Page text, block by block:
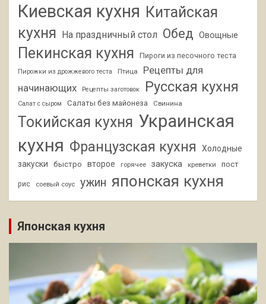
Киевская кухня Китайская
кухня На праздничный стол Обед Овощные
Пекинская кухня Пироги из песочного теста
Пирожки из дрожжевого теста Птица
Рецепты для
начинающих
Рецепты заготовок Русская кухня
Салат с сыром Салаты без майонеза Свинина
Токийская кухня Украинская
кухня Французская кухня
Холодные
закуски
быстро второе горячее закуска креветки пост
рис соевый соус ужин японская кухня
Японская кухня